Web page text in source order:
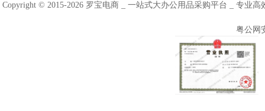
Copyright © 2015-2026 罗宝电商 _ 一站式大办公用品采购平台 _ 专业
粤公网